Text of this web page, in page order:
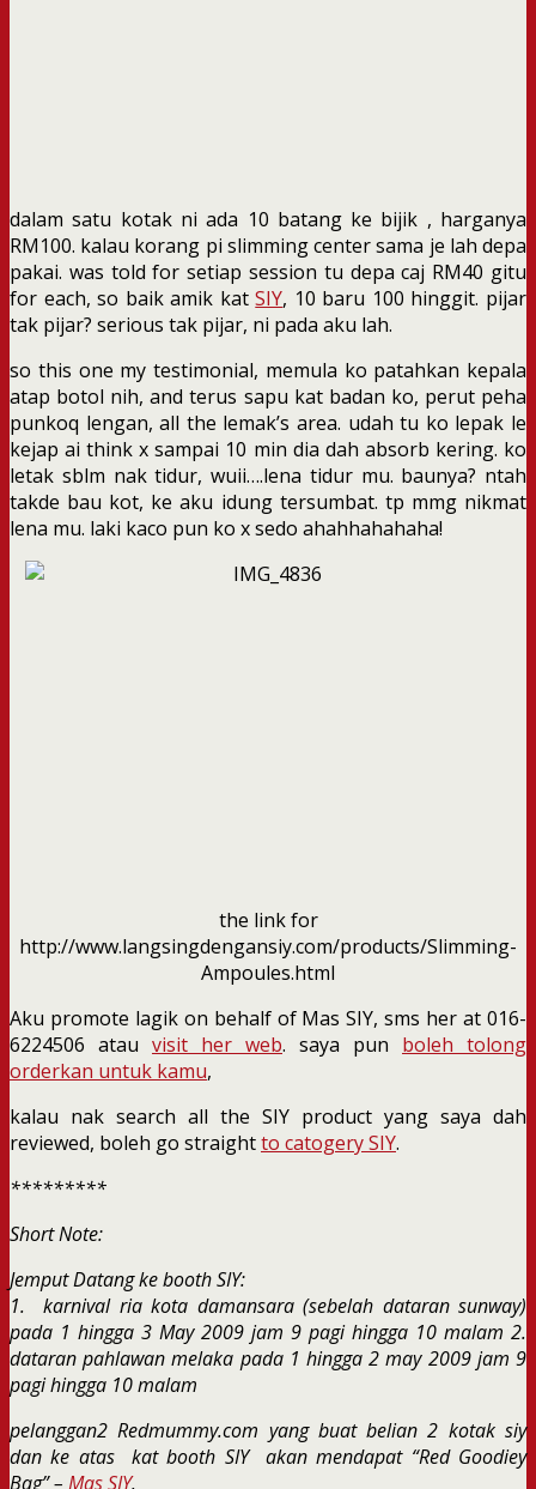
dalam satu kotak ni ada 10 batang ke bijik , harganya
RM100. kalau korang pi slimming center sama je lah depa
pakai. was told for setiap session tu depa caj RM40 gitu
for each, so baik amik katSIY, 10 baru 100 hinggit. pijar
tak pijar? serious tak pijar, ni pada aku lah.
so this one my testimonial, memula ko patahkan kepala
atap botol nih, and terus sapu kat badan ko, perut peha
punkoq lengan, all the lemak’s area. udah tu ko lepak le
kejap ai think x sampai 10 min dia dah absorb kering. ko
letak sblm nak tidur, wuii….lena tidur mu. baunya? ntah
takde bau kot, ke aku idung tersumbat. tp mmg nikmat
lena mu. laki kaco pun ko x sedo ahahhahahaha!
the link for
http://www.langsingdengansiy.com/products/Slimming-
Ampoules.html
Aku promote lagik on behalf of Mas SIY, sms her at 016-
6224506 atau visit her web. saya pun boleh tolong
orderkan untuk kamu,
kalau nak search all the SIY product yang saya dah
reviewed, boleh go straightto catogery SIY.
*********
Short Note:
Jemput Datang ke booth SIY:
1. karnival ria kota damansara (sebelah dataran sunway)
pada 1 hingga 3 May 2009 jam 9 pagi hingga 10 malam 2.
dataran pahlawan melaka pada 1 hingga 2 may 2009 jam 9
pagi hingga 10 malam
pelanggan2 Redmummy.com yang buat belian 2 kotak siy
dan ke atas kat booth SIY akan mendapat “Red Goodiey
Bag” – Mas SIY.